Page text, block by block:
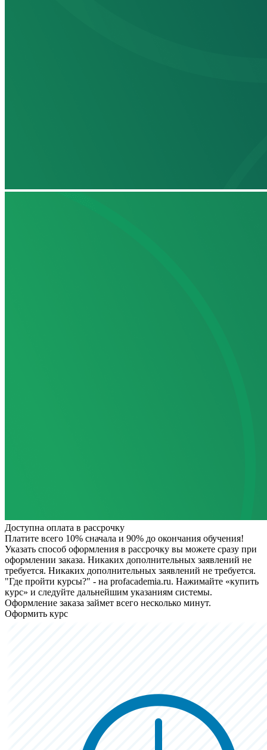
Доступна оплата в рассрочку
Платите всего 10% сначала и 90% до окончания обучения!
Указать способ оформления в рассрочку вы можете сразу при
оформлении заказа. Никаких дополнительных заявлений не
требуется. Никаких дополнительных заявлений не требуется.
"Где пройти курсы?" - на profacademia.ru. Нажимайте «купить
курс» и следуйте дальнейшим указаниям системы.
Оформление заказа займет всего несколько минут.
Оформить курс